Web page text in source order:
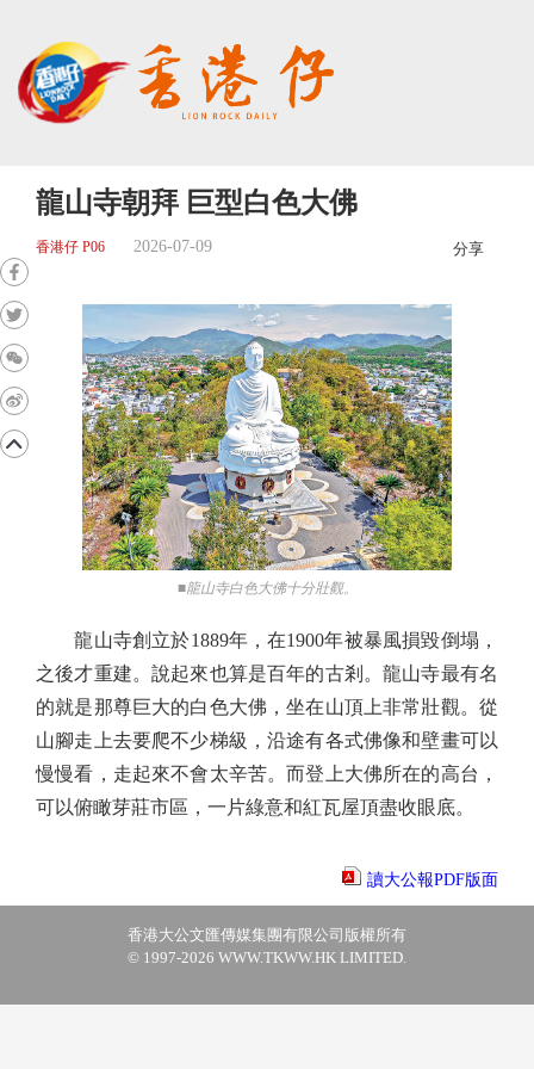
龍山寺朝拜 巨型白色大佛
香港仔 P06 2026-07-09 分享
■龍山寺白色大佛十分壯觀。
龍山寺創立於1889年，在1900年被暴風損毀倒塌，
之後才重建。說起來也算是百年的古剎。龍山寺最有名
的就是那尊巨大的白色大佛，坐在山頂上非常壯觀。從
山腳走上去要爬不少梯級，沿途有各式佛像和壁畫可以
慢慢看，走起來不會太辛苦。而登上大佛所在的高台，
可以俯瞰芽莊市區，一片綠意和紅瓦屋頂盡收眼底。
讀大公報PDF版面
香港大公文匯傳媒集團有限公司版權所有
© 1997-2026 WWW.TKWW.HK LIMITED.